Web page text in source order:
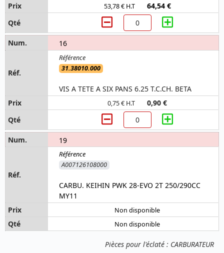
Pièces pour l'éclaté : CARBURATEUR
53,78 € H.T 64,54 €
16
31.38010.000
VIS A TETE A SIX PANS 6.25 T.C.CH. BETA
0,75 € H.T 0,90 €
19
A007126108000
CARBU. KEIHIN PWK 28-EVO 2T 250/290CC
MY11
Non disponible
Non disponible